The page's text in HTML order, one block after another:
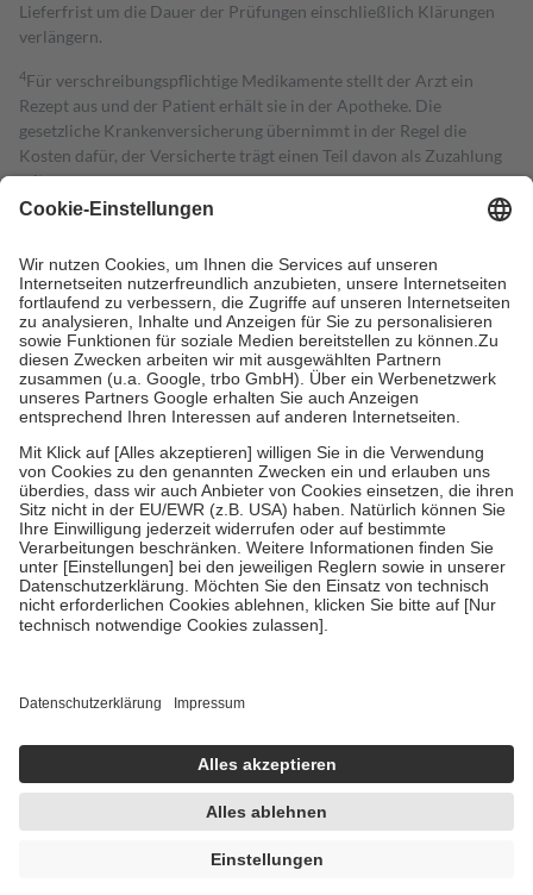
Lieferfrist um die Dauer der Prüfungen einschließlich Klärungen
verlängern.
4Für verschreibungspflichtige Medikamente stellt der Arzt ein
Rezept aus und der Patient erhält sie in der Apotheke. Die
gesetzliche Krankenversicherung übernimmt in der Regel die
Kosten dafür, der Versicherte trägt einen Teil davon als Zuzahlung
mit.
Grundsätzlich leisten Mitglieder Zuzahlungen in Höhe von zehn
höchstens zehn Euro.
Es sind jedoch nie mehr als die tatsächlichen
Kosten der Leistung zu entrichten.
Diese Regeln gelten grundsätzlich auch für Online-Apotheken.
Bei Heilmitteln und häuslicher Krankenpflege beträgt die
Zuzahlung zehn Prozent der Kosten sowie zehn Euro je
Verordnung.
Um das Engagement der Versicherten für ihre eigene Gesundheit zu
stärken und die besondere Stellung der Familie zu unterstützen,
fallenkeine Zuzahlungenan bei:
• Kindern und Jugendlichen bis zum vollendeten 18. Lebensjahr
mit Ausnahme der Fahrkosten
• Untersuchungen zur Vorsorge und Früherkennung, die von der
GKV getragen werden
• empfohlenen Schutzimpfungen
• Harn- und Blutteststreifen
getroffen, um sicherzustellen, dass es sich um echte Bewertungen
https://help.etrusted.com/hc/de/articles/4419944605341
Einige Bilder und Inhalte wurden unter Zuhilfenahme künstlicher